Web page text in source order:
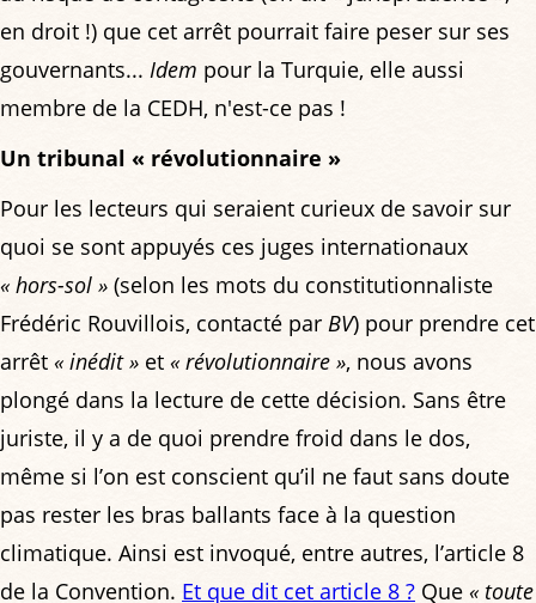
en droit !) que cet arrêt pourrait faire peser sur ses
gouvernants... Idem pour la Turquie, elle aussi
membre de la CEDH, n'est-ce pas !
Un tribunal « révolutionnaire »
Pour les lecteurs qui seraient curieux de savoir sur
quoi se sont appuyés ces juges internationaux
« hors-sol » (selon les mots du constitutionnaliste
Frédéric Rouvillois, contacté par BV) pour prendre cet
arrêt « inédit » et « révolutionnaire », nous avons
plongé dans la lecture de cette décision. Sans être
juriste, il y a de quoi prendre froid dans le dos,
même si l’on est conscient qu’il ne faut sans doute
pas rester les bras ballants face à la question
climatique. Ainsi est invoqué, entre autres, l’article 8
de la Convention. Et que dit cet article 8 ? Que « toute